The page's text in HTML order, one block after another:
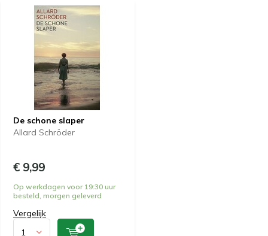
De schone slaper
Allard Schröder
€ 9,99
Op werkdagen voor 19:30 uur
besteld, morgen geleverd
Vergelijk